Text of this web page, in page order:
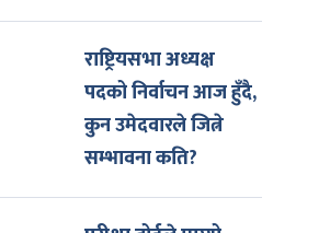
राष्ट्रियसभा अध्यक्ष
पदको निर्वाचन आज हुँदै,
कुन उमेदवारले जित्ने
सम्भावना कति?